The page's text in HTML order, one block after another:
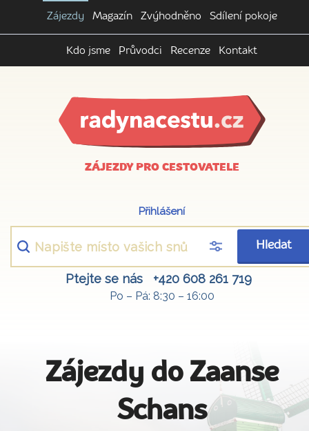
Zájezdy Magazín Zvýhodněno Sdílení pokoje
Kdo jsme Průvodci Recenze Kontakt
ZÁJEZDY PRO CESTOVATELE
Přihlášení
Hledat
Ptejte se nás +420 608 261 719
Po – Pá: 8:30 – 16:00
Zájezdy do Zaanse
Schans